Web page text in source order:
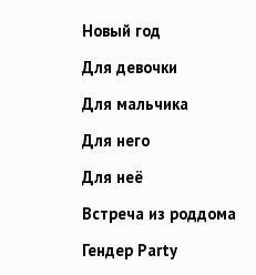
Новый год
Для девочки
Для мальчика
Для него
Для неё
Встреча из роддома
Гендер Party